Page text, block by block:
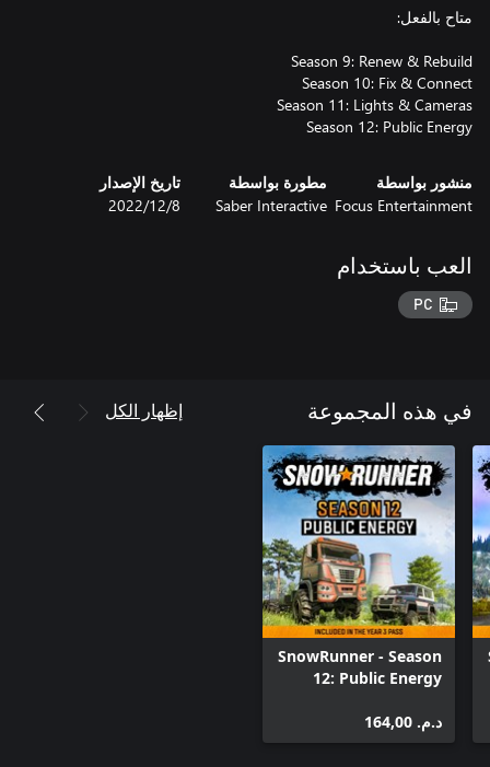
Season 12: Public Energy
منشور بواسطة
Focus Entertainment
مطورة بواسطة
Saber Interactive
تاريخ الإصدار
8‏/12‏/2022
العب باستخدام
PC
في هذه المجموعة إظهار الكل
SnowRunner - Season
12: Public Energy
د.م.‏ 164,00